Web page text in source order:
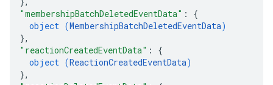
"membershipBatchDeletedEventData" : {
object (MembershipBatchDeletedEventData)
},
"reactionCreatedEventData" : {
object (ReactionCreatedEventData)
},